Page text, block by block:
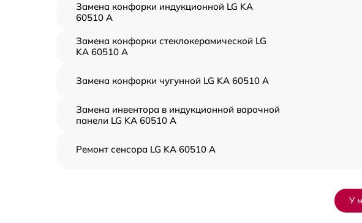
Замена конфорки индукционной LG KA
60510 A
Замена конфорки стеклокерамической LG
KA 60510 A
Замена конфорки чугунной LG KA 60510 A
Замена инвентора в индукционной варочной
панели LG KA 60510 A
Ремонт сенсора LG KA 60510 A
У